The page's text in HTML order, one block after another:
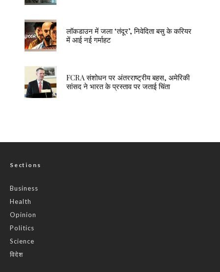
लॉकडाउन में जला ‘तंदूर’, निवेदिता बसु के करियर
में आई नई गर्माहट
FCRA संशोधन पर अंतरराष्ट्रीय बहस, अमेरिकी
सांसद ने भारत के प्रस्ताव पर जताई चिंता
Sections
Business
Health
Opinion
Politics
Science
विदेश